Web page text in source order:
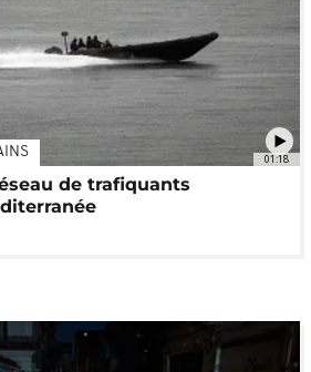
01:18
de trafiquants